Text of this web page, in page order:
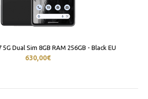
Dual Sim 8GB RAM 256GB - Black EU
630,00€